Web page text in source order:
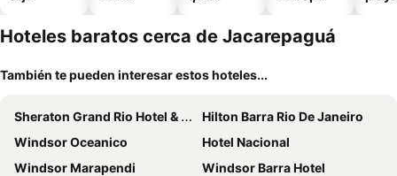
mascotas
Hoteles baratos cerca de Jacarepaguá
También te pueden interesar estos hoteles...
Sheraton Grand Rio Hotel & Resort
Hilton Barra Rio De Janeiro
Windsor Oceanico
Hotel Nacional
Windsor Marapendi
Windsor Barra Hotel